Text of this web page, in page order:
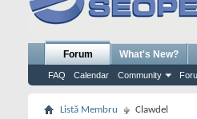
Forum
FAQ Calendar Community
What's New?
Listă Membru Clawdel